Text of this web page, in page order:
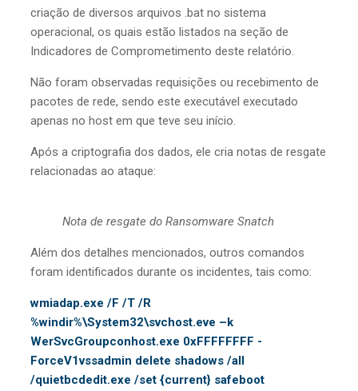
criação de diversos arquivos .bat no sistema
operacional, os quais estão listados na seção de
Indicadores de Comprometimento deste relatório.
Não foram observadas requisições ou recebimento de
pacotes de rede, sendo este executável executado
apenas no host em que teve seu início.
Após a criptografia dos dados, ele cria notas de resgate
relacionadas ao ataque:
Nota de resgate do Ransomware Snatch
Além dos detalhes mencionados, outros comandos
foram identificados durante os incidentes, tais como:
wmiadap.exe /F /T /R
%windir%\System32\svchost.eve –k
WerSvcGroupconhost.exe 0xFFFFFFFF -
ForceV1vssadmin delete shadows /all
/quietbcdedit.exe /set {current} safeboot